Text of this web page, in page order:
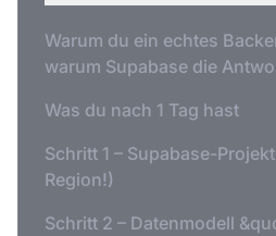
Warum du ein echtes
warum Supabase die
Was du nach 1 Tag hast
Schritt 1 – Supabase-
Region!)
Schritt 2 – Datenmodell